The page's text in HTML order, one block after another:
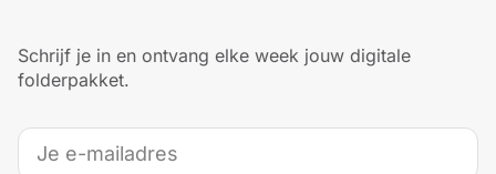
Schrijf je in en ontvang elke week jouw digitale
folderpakket.